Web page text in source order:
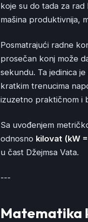
koje su do tada za
mašina produktivnija,
Posmatrajući radne
prosečan konj može
sekundu. Ta jedinica
kratkim trenucima
izuzetno praktičnom i
Sa uvođenjem
odnosno kilovat (kW
u čast Džejmsa Vata.
---
Matematika